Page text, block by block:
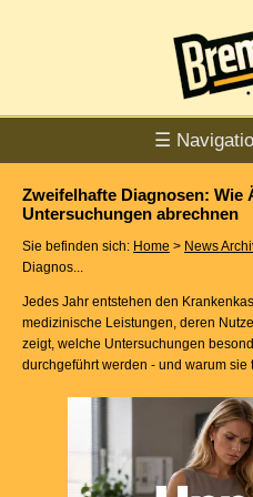
☰
Zweifelhafte Diagnosen: Wie
Untersuchungen abrechnen
Sie befinden sich: Home > News
Diagnos...
Jedes Jahr entstehen den
medizinische Leistungen, deren
zeigt, welche Untersuchungen
durchgeführt werden - und warum